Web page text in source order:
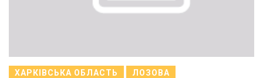
ХАРКІВСЬКА ОБЛАСТЬ ЛОЗОВА